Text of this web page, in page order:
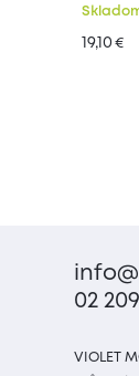
19,10 €
02
VIOLET